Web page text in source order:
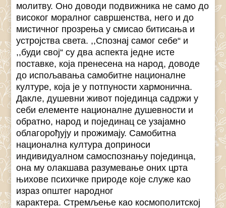
молитву. Оно доводи подвижника не само до
високог моралног савршенства, него и до
мистичног прозрења у смисао битисања и
устројства света. ,,Спознај самог себе“ и
,,буди свој“ су два аспекта једне исте
поставке, која пренесена на народ, доводе
до испољавања самобитне националне
културе, која је у потпуности хармонична.
Дакле, душевни живот појединца садржи у
себи елементе националне душевности и
обратно, народ и појединац се узајамно
облагорођују и прожимају. Самобитна
национална култура доприноси
индивидуалном самоспознању појединца,
она му олакшава разумевање оних црта
њихове психичке природе које служе као
израз општег народног
карактера. Стремљење као космополитској